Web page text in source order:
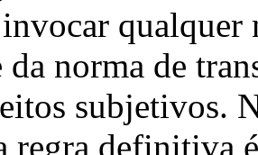
norma de
subjetivos.
regra definitiva